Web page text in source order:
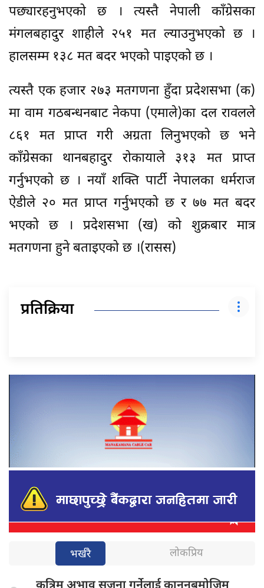
पछ्यारहनुभएको छ । त्यस्तै नेपाली काँग्रेसका
मंगलबहादुर शाहीले २५१ मत ल्याउनुभएको छ ।
हालसम्म १३८ मत बदर भएको पाइएको छ ।
त्यस्तै एक हजार २७३ मतगणना हुँदा प्रदेशसभा (क)
मा वाम गठबन्धनबाट नेकपा (एमाले)का दल रावलले
८६१ मत प्राप्त गरी अग्रता लिनुभएको छ भने
काँग्रेसका थानबहादुर रोकायाले ३१३ मत प्राप्त
गर्नुभएको छ । नयाँ शक्ति पार्टी नेपालका धर्मराज
ऐडीले २० मत प्राप्त गर्नुभएको छ र ७७ मत बदर
भएको छ । प्रदेशसभा (ख) को शुक्रबार मात्र
मतगणना हुने बताइएको छ ।(रासस)
प्रतिक्रिया
भर्खरै लोकप्रिय